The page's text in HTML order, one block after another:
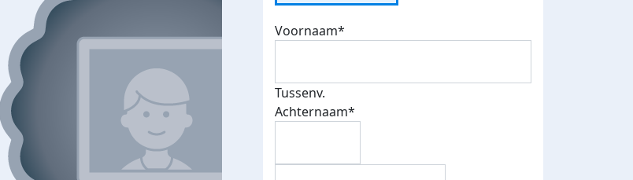
Voornaam*
Tussenv.
Achternaam*